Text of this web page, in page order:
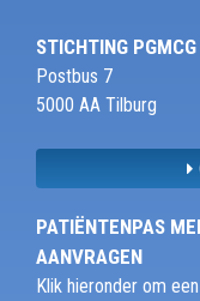
STICHTING PGMCG
Postbus 7
5000 AA Tilburg
PATIËNTENPAS
AANVRAGEN
Klik hieronder om